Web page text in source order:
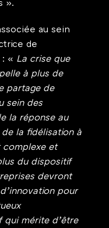
».
au sein
de
« La crise que
à plus de
partage de
sein des
la réponse au
la fidélisation à
complexe et
du dispositif
devront
pour
qui mérite d’être